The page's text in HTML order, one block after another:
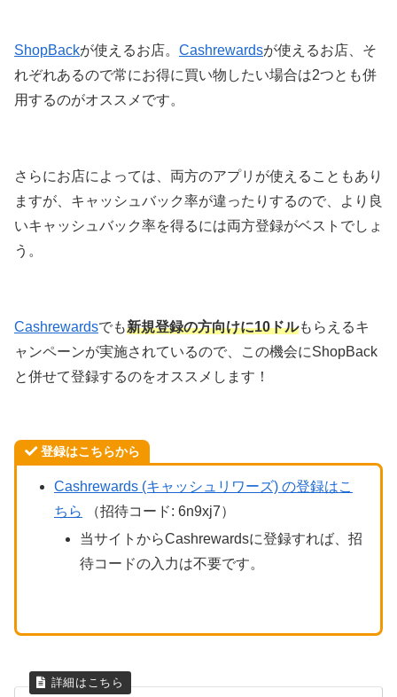
ShopBackが使えるお店。 Cashrewardsが使えるお店、そ
れぞれあるので常にお得に買い物したい場合は2つとも併
用するのがオススメです。
さらにお店によっては、両方のアプリが使えることもあり
ますが、キャッシュバック率が違ったりするので、より良
いキャッシュバック率を得るには両方登録がベストでしょ
う。
Cashrewardsでも新規登録の方向けに10ドルもらえるキ
ャンペーンが実施されているので、この機会にShopBack
と併せて登録するのをオススメします！
登録はこちらから
Cashrewards (キャッシュリワーズ) の登録はこ
ちら
（招待コード: 6n9xj7）
当サイトからCashrewardsに登録すれば、招
待コードの入力は不要です。